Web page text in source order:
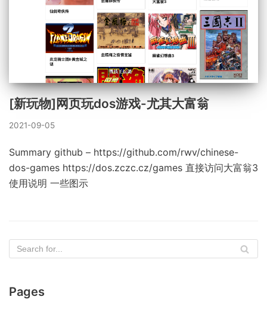
[新玩物]网页玩dos游戏-尤其大富翁
2021-09-05
Summary github – https://github.com/rwv/chinese-
dos-games https://dos.zczc.cz/games 直接访问大富翁3
使用说明 一些图示
Pages